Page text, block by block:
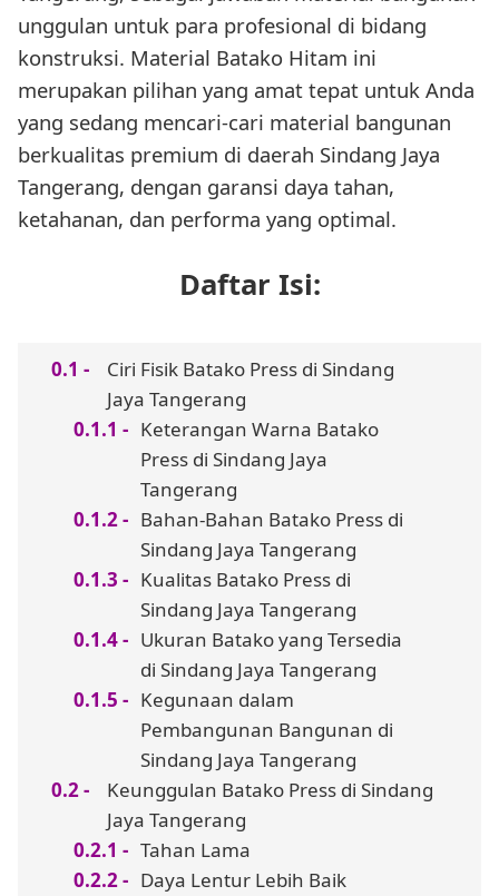
unggulan untuk para profesional di bidang
konstruksi. Material Batako Hitam ini
merupakan pilihan yang amat tepat untuk Anda
yang sedang mencari-cari material bangunan
berkualitas premium di daerah Sindang Jaya
Tangerang, dengan garansi daya tahan,
ketahanan, dan performa yang optimal.
Daftar Isi:
Ciri Fisik Batako Press di Sindang
Jaya Tangerang
Keterangan Warna Batako
Press di Sindang Jaya
Tangerang
Bahan-Bahan Batako Press di
Sindang Jaya Tangerang
Kualitas Batako Press di
Sindang Jaya Tangerang
Ukuran Batako yang Tersedia
di Sindang Jaya Tangerang
Kegunaan dalam
Pembangunan Bangunan di
Sindang Jaya Tangerang
Keunggulan Batako Press di Sindang
Jaya Tangerang
Tahan Lama
Daya Lentur Lebih Baik